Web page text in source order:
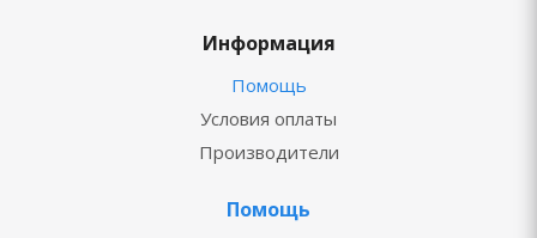
Информация
Помощь
Условия оплаты
Производители
Помощь